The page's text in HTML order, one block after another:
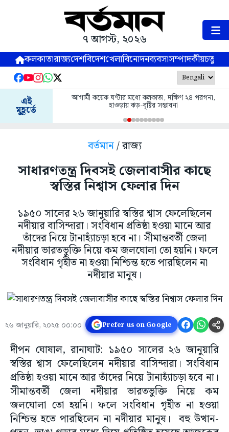
৭ আগস্ট, ২০২৬
কলকাতারাজ্যদেশবিদেশখেলাবিনোদনব্যবসাসম্পাদকীয়
এই
মুহূর্তে
আগামী কয়েক ঘণ্টার মধ্যে কলকাতা, দক্ষিণ ২৪ পরগনা,
হাওড়ায় ঝড়-বৃষ্টির সম্ভাবনা
বর্তমান/ রাজ্য
সাধারণতন্ত্র দিবসই জেলাবাসীর কাছে
স্বস্তির নিশ্বাস ফেলার দিন
১৯৫০ সালের ২৬ জানুয়ারি স্বস্তির শ্বাস ফেলেছিলেন
নদীয়ার বাসিন্দারা। সংবিধান প্রতিষ্ঠা হওয়া মানে আর
তাঁদের নিয়ে টানাহ্যাঁচড়া হবে না। সীমান্তবর্তী জেলা
নদীয়ার ভারতভুক্তি নিয়ে কম জলঘোলা তো হয়নি। ফলে
সংবিধান গৃহীত না হওয়া নিশ্চিন্ত হতে পারছিলেন না
নদীয়ার মানুষ।
২৬ জানুয়ারি, ২০২৫ ০০:০০ Prefer us on Google
দীপন ঘোষাল, রানাঘাট: ১৯৫০ সালের ২৬ জানুয়ারি
স্বস্তির শ্বাস ফেলেছিলেন নদীয়ার বাসিন্দারা। সংবিধান
প্রতিষ্ঠা হওয়া মানে আর তাঁদের নিয়ে টানাহ্যাঁচড়া হবে না।
সীমান্তবর্তী জেলা নদীয়ার ভারতভুক্তি নিয়ে কম
জলঘোলা তো হয়নি। ফলে সংবিধান গৃহীত না হওয়া
নিশ্চিন্ত হতে পারছিলেন না নদীয়ার মানুষ। বহু উত্থান-